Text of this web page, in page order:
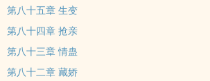
第八十五章 生变
第八十四章 抢亲
第八十三章 情蛊
第八十二章 藏娇